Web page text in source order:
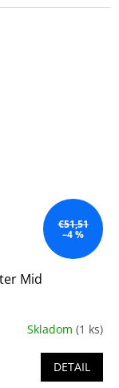
€51,51
–4 %
Mid
Skladom (1 ks)
DETAIL